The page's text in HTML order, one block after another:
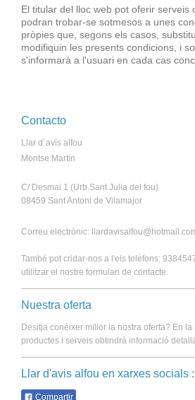
El titular del lloc web pot oferir serveis
podran trobar-se sotmesos a unes
pròpies que, segons els casos,
modifiquin les presents condicions, i
s'informarà a l'usuari en cada cas
Contacto
Llar d´avis alfou
Montse Martin
C/ Desmai 1 (Urb.Sant Julia del fou)
08459 Sant Antoni de Vilamajor
Correu electrònic:
També pot cridar-nos a l'els telèfons:
utilitzar el nostre formulari de contacte.
Nuestra oferta
Desitja conèixer millor la nostra oferta? En la
productes i serveis obtindrà informació
Llar d'avis alfou en xarxes socials :
Compartir